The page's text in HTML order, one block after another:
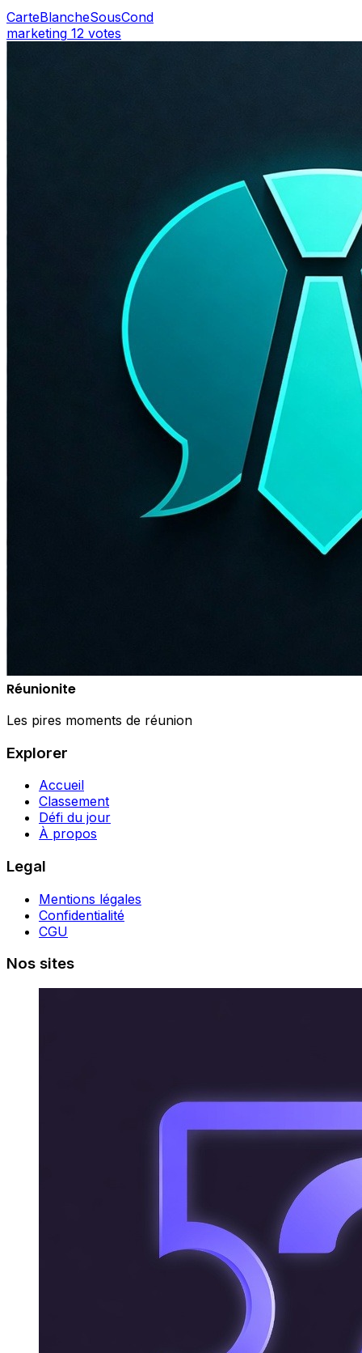
CarteBlancheSousCond
marketing 12 votes
Réunionite
Les pires moments de réunion
Explorer
Accueil
Classement
Défi du jour
À propos
Legal
Mentions légales
Confidentialité
CGU
Nos sites